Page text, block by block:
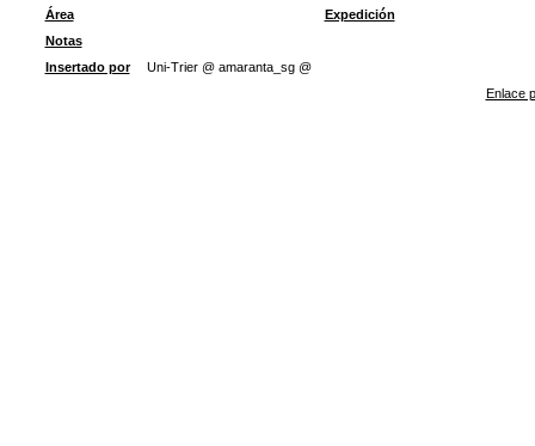
Área
Expedición
Notas
Insertado por
Uni-Trier @ amaranta_sg @
Enlace